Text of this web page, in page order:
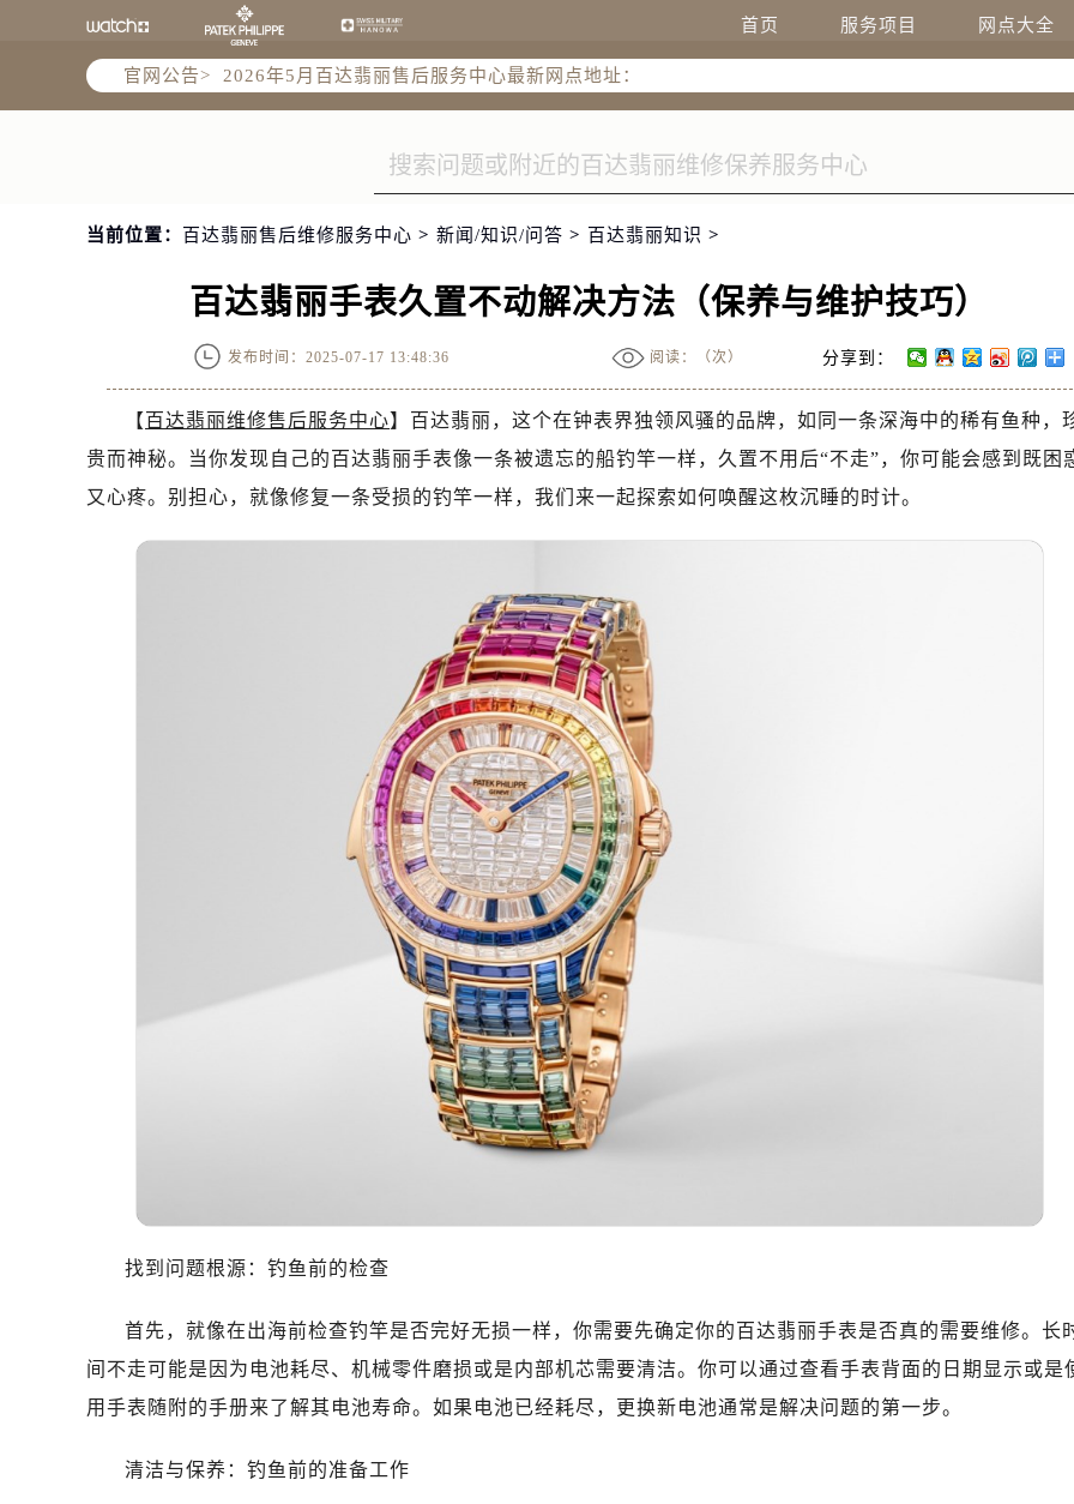
首页 服务项目 网点大全
官网公告>
2026年5月百达翡丽全国官方售后客户服务热线：400-805-0910
2026年5月百达翡丽售后服务中心最新网点地址：
北京市东城区东长安街1号王府井东方广场W3座6层602室（需提前预约）
北京市朝阳区建国门外大街甲6号华熙国际中心D座11层1102室（需提前预约）
上海市徐汇区虹桥路3号港汇中心2座37层3705室（需提前预约）
南京市秦淮区中山南路1号南京中心22层22-C1-C3室（需提前预约）
徐州市鼓楼区淮海东路29号苏宁广场IFC国际金融中心35层3508室（需提前预约）
扬州市邗江区国展路29号星耀天地写字楼1号楼18层1803室（需提前预约）
泰州市海陵区永定东路399号置地商务中心东塔（华润万象城）17层1706室（需提前预约）
宁波市江北区大闸南路500号来福士广场办公楼20层2009室（需提前预约）
南昌市红谷滩新区红谷中大道998号绿地双子塔（中央广场）A1座办公楼14层14-07室（需提前预约）
济南市历下区经十路11111号华润中心写字楼（万象城）15层1508室（需提前预约）
广州市天河区天河路230号万菱汇国际中心A塔7层704室（需提前预约）
广州市越秀区环市东路371-375号世界贸易中心大厦南塔15层1507室（需提前预约）
深圳市罗湖区深南东路5001号华润大厦17层1701室（需提前预约）
惠州市惠城区江北文昌一路7号华贸大厦（华贸天地）1座30层30-05室（需提前预约）
厦门市思明区湖滨东路95号万象城华润大厦B座11层1104室（需提前预约）
福州市晋安区竹屿路6号东二环泰禾广场2号楼5层509室（需提前预约）
成都市锦江区人民东路6号SAC东原中心24层2406B室（需提前预约）
重庆市江北区观音桥步行街2号融恒时代广场9层902室（需提前预约）
长沙市芙蓉区建湘路393号世茂环球金融中心写字楼10层1013室（需提前预约）
郑州市二七区民主路10号华润大厦29层2905室（需提前预约）
太原市迎泽区迎泽街道解放路15号亨得利名表维修授权店3楼（需提前预约）
沈阳市沈河区中街路137号亨得利名表维修授权店1楼（需提前预约）
沈阳市沈河区中街路83号亨得利名表维修授权店1楼（需提前预约）
乌鲁木齐市天山区红山路26号时代广场（CCMALL）C座17层17-B（需提前预约）
温州市鹿城区锦绣路1067号置信广场10层1015室（需提前预约）
无锡市梁溪区人民中路139号恒隆广场写字楼1座11层1104室（需提前预约）
武汉市江汉区解放大道686号世界贸易大厦38层09室（需提前预约）
当前位置： 百达翡丽售后维修服务中心 > 新闻/知识/问答 > 百达翡丽知识 >
百达翡丽手表久置不动解决方法（保养与维护技巧）
发布时间：2025-07-17 13:48:36 阅读：（次） 分享到：
【百达翡丽维修售后服务中心】百达翡丽，这个在钟表界独领风骚的品牌，如同一条深海中的稀有鱼种，
贵而神秘。当你发现自己的百达翡丽手表像一条被遗忘的船钓竿一样，久置不用后“不走”，你可能会感到既困
又心疼。别担心，就像修复一条受损的钓竿一样，我们来一起探索如何唤醒这枚沉睡的时计。
找到问题根源：钓鱼前的检查
首先，就像在出海前检查钓竿是否完好无损一样，你需要先确定你的百达翡丽手表是否真的需要维修。长
间不走可能是因为电池耗尽、机械零件磨损或是内部机芯需要清洁。你可以通过查看手表背面的日期显示或是
用手表随附的手册来了解其电池寿命。如果电池已经耗尽，更换新电池通常是解决问题的第一步。
清洁与保养：钓鱼前的准备工作